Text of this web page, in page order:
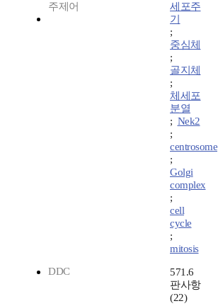
주제어
세포주
기
;
중심체
;
골지체
;
체세포
분열
; Nek2
;
centrosome
;
Golgi
complex
;
cell
cycle
;
mitosis
DDC
571.6
판사항
(22)